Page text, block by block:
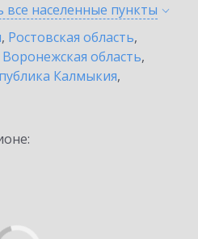
все населенные пункты
, Ростовская область,
Воронежская область,
Калмыкия,